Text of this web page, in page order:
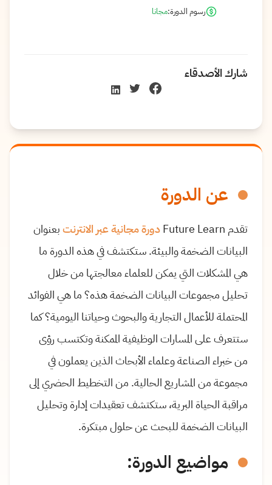
عن الدورة
تقدم Future Learn دورة مجانية عبر الانترنتبعنوان
البيانات الضخمة والبيئة. ستكتشف في هذه الدورة ما
هي المشكلات التي يمكن للعلماء معالجتها من خلال
تحليل مجموعات البيانات الضخمة هذه؟ ما هي الفوائد
المحتملة للأعمال التجارية والبحوث وحياتنا اليومية؟ كما
ستتعرف على المسارات الوظيفية الممكنة وتكتسب رؤى
من خبراء الصناعة وعلماء الأبحاث الذين يعملون في
مجموعة من المشاريع الحالية. من التخطيط الحضري إلى
مراقبة الحياة البرية، ستكتشف تعقيدات إدارة وتحليل
البيانات الضخمة للبحث عن حلول مبتكرة.
مواضيع الدورة:
رسوم الدورة:مجانا
شارك الأصدقاء